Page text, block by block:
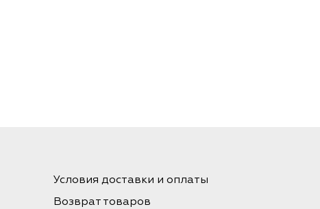
Условия доставки и оплаты
Возврат товаров